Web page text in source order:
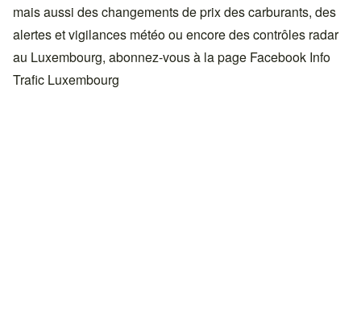
mais aussi des changements de prix des carburants, des
alertes et vigilances météo ou encore des contrôles radar
au Luxembourg, abonnez-vous à la page Facebook Info
Trafic Luxembourg